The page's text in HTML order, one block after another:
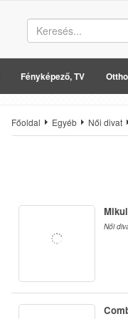
Fényképező, TV
Főoldal Egyéb Női divat
Női